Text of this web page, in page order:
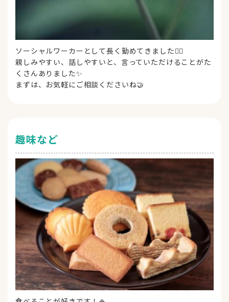
ソーシャルワーカーとして長く勤めてきました👂🏻
親しみやすい、話しやすいと、言っていただけることがた
くさんありました✨
まずは、お気軽にご相談くださいね🤝
趣味など